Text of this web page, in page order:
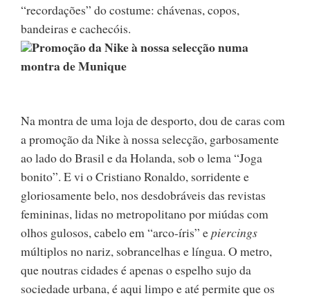
“recordações” do costume: chávenas, copos,
bandeiras e cachecóis.
Promoção da Nike à nossa selecção numa
montra de Munique
Na montra de uma loja de desporto, dou de caras com
a promoção da Nike à nossa selecção, garbosamente
ao lado do Brasil e da Holanda, sob o lema “Joga
bonito”. E vi o Cristiano Ronaldo, sorridente e
gloriosamente belo, nos desdobráveis das revistas
femininas, lidas no metropolitano por miúdas com
olhos gulosos, cabelo em “arco-íris” epiercings
múltiplos no nariz, sobrancelhas e língua. O metro,
que noutras cidades é apenas o espelho sujo da
sociedade urbana, é aqui limpo e até permite que os